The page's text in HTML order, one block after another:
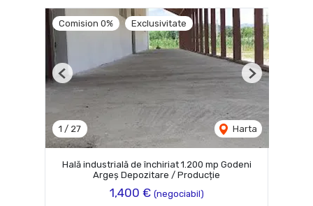
Comision 0% Exclusivitate
1 / 27 Harta
Previous Next
Hală industrială de închiriat 1.200 mp Godeni
Argeș Depozitare / Producție
1,400 € (negociabil)